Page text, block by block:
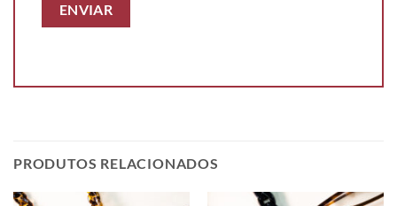
PRODUTOS RELACIONADOS